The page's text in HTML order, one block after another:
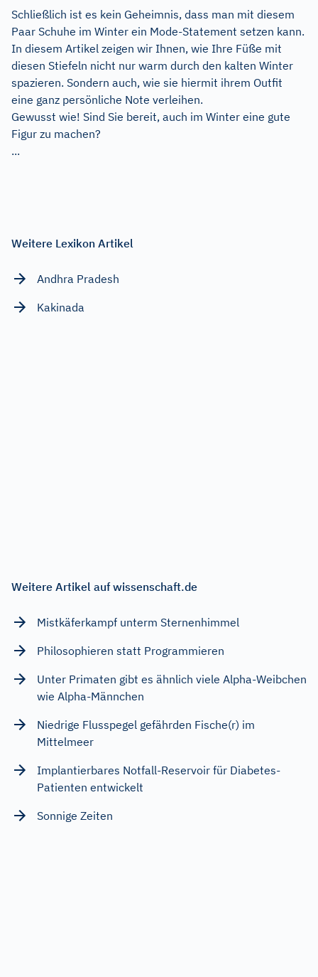
Schließlich ist es kein Geheimnis, dass man mit diesem
Paar Schuhe im Winter ein Mode-Statement setzen kann.
In diesem Artikel zeigen wir Ihnen, wie Ihre Füße mit
diesen Stiefeln nicht nur warm durch den kalten Winter
spazieren. Sondern auch, wie sie hiermit ihrem Outfit
eine ganz persönliche Note verleihen.
Gewusst wie! Sind Sie bereit, auch im Winter eine gute
Figur zu machen?
...
Weitere Lexikon Artikel
Andhra Pradesh
Kakinada
Weitere Artikel auf wissenschaft.de
Mistkäferkampf unterm Sternenhimmel
Philosophieren statt Programmieren
Unter Primaten gibt es ähnlich viele Alpha-Weibchen
wie Alpha-Männchen
Niedrige Flusspegel gefährden Fische(r) im
Mittelmeer
Implantierbares Notfall-Reservoir für Diabetes-
Patienten entwickelt
Sonnige Zeiten